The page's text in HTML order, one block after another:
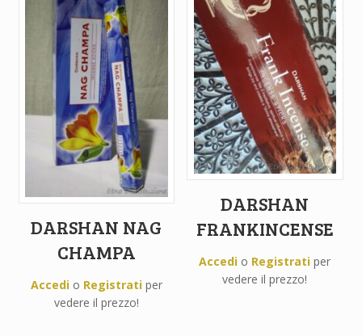
DARSHAN NAG
CHAMPA
Accedio Registratiper
vedere il prezzo!
DARSHAN
FRANKINCENSE
Accedi o Registrati per
vedere il prezzo!